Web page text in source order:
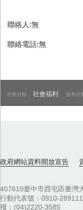
聯絡人:無
聯絡電話:無
市府分類：社會福利 發布日
政府網站資料開放宣告
407610臺中市西屯區臺灣
行動代表號：0910-
撥：(04)2220-3585